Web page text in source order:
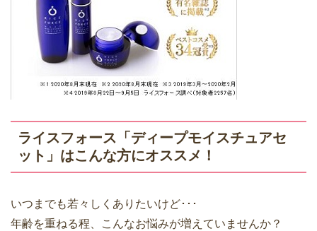
ライスフォース「ディープモイスチュアセ
ット」はこんな方にオススメ！
いつまでも若々しくありたいけど･･･
年齢を重ねる程、こんなお悩みが増えていませんか？